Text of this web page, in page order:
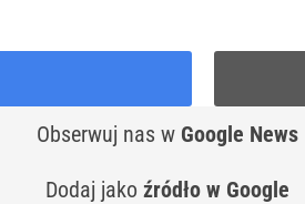
Obserwuj nas w Google News
Dodaj jako źródło w Google